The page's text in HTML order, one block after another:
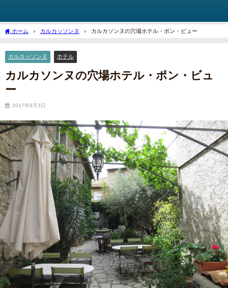
ホーム カルカッソンヌ カルカソンヌの穴場ホテル・ポン・ビュー
カルカッソンヌ ホテル
カルカソンヌの穴場ホテル・ポン・ビュ
ー
2017年9月3日